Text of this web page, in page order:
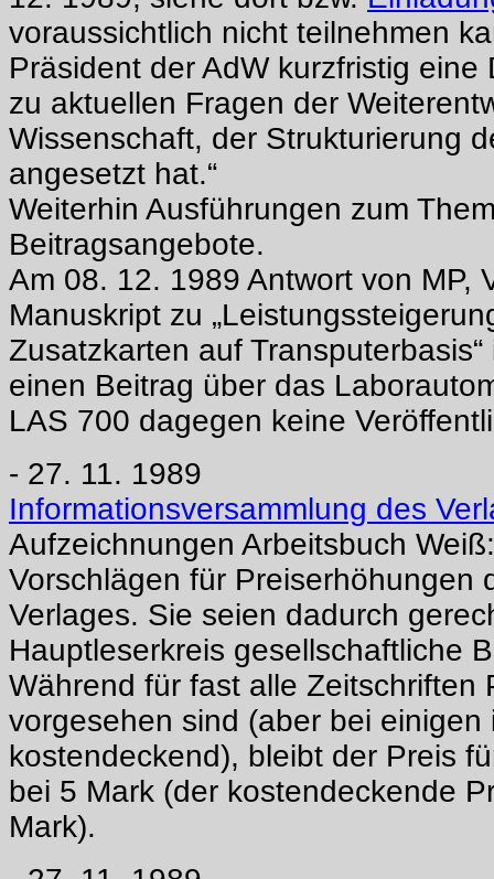
voraussichtlich nicht teilnehmen
Präsident der AdW kurzfristig eine
zu aktuellen Fragen der
Wissenschaft, der Strukturierung
angesetzt hat.“
Weiterhin Ausführungen zum
Beitragsangebote.
Am 08. 12. 1989 Antwort von MP,
Manuskript zu
Zusatzkarten auf
einen Beitrag über das
LAS 700 dagegen keine
- 27. 11. 1989
Informationsversammlung des
Aufzeichnungen Arbeitsbuch
Vorschlägen für Preiserhöhungen
Verlages. Sie seien dadurch
Hauptleserkreis gesellschaftliche
Während für fast alle Zeitschriften
vorgesehen sind (aber bei einigen
kostendeckend), bleibt der Preis
bei 5 Mark (der kostendeckende
Mark).